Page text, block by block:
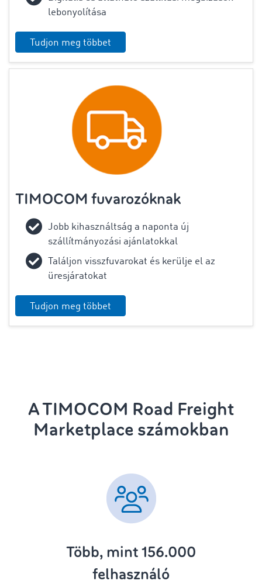
lebonyolítása
Tudjon meg többet
TIMOCOM fuvarozóknak
Jobb kihasználtság a naponta új
szállítmányozási ajánlatokkal
Találjon visszfuvarokat és kerülje el az
üresjáratokat
Tudjon meg többet
A TIMOCOM Road Freight
Marketplace számokban
Több, mint 156.000
felhasználó